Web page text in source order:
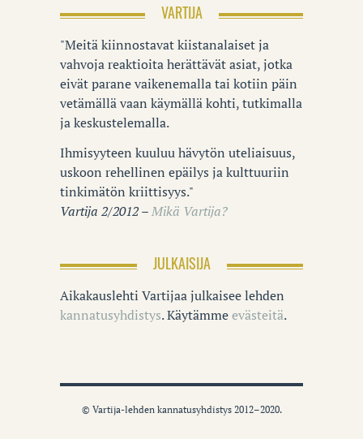
VARTIJA
"Meitä kiinnostavat kiistanalaiset ja
vahvoja reaktioita herättävät asiat, jotka
eivät parane vaikenemalla tai kotiin päin
vetämällä vaan käymällä kohti, tutkimalla
ja keskustelemalla.
Ihmisyyteen kuuluu hävytön uteliaisuus,
uskoon rehellinen epäilys ja kulttuuriin
tinkimätön kriittisyys."
Vartija 2/2012 –Mikä Vartija?
JULKAISIJA
Aikakauslehti Vartijaa julkaisee lehden
kannatusyhdistys. Käytämmeevästeitä.
© Vartija-lehden kannatusyhdistys 2012–2020.